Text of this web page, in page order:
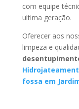
com equipe
ultima geração.
Oferecer aos
limpeza e
fossa em